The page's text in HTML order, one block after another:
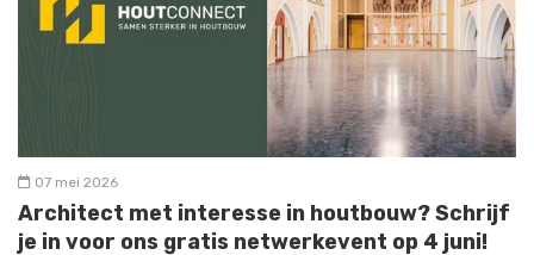
07 mei 2026
Architect met interesse in houtbouw? Schrijf
je in voor ons gratis netwerkevent op 4 juni!